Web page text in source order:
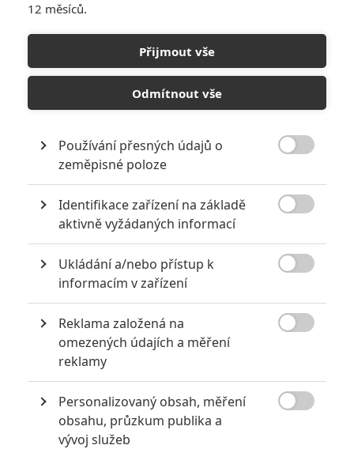
10
Schnirch nebarví hnus českých dějin
narůžovo
5
Recenze: Záhada strašidelného
zámku úroveň štědrovečerních
8 Recenze: Občanská válka
6
Recenze: Godzilla x Kong: Nové
impérium
8 Recenze: Opičí muž
POSLEDNÍ KOMENTOVANÉ
3ČLÁNEK | 01.08.2026 16:40
Marvel nečekaně zrušil již schválené pokračování
12 měsíců.
Přijmout vše
Odmítnout vše
Používání přesných údajů o
zeměpisné poloze
Identifikace zařízení na základě
aktivně vyžádaných informací
Ukládání a/nebo přístup k
informacím v zařízení
Reklama založená na
omezených údajích a měření
reklamy
Personalizovaný obsah, měření
obsahu, průzkum publika a
vývoj služeb